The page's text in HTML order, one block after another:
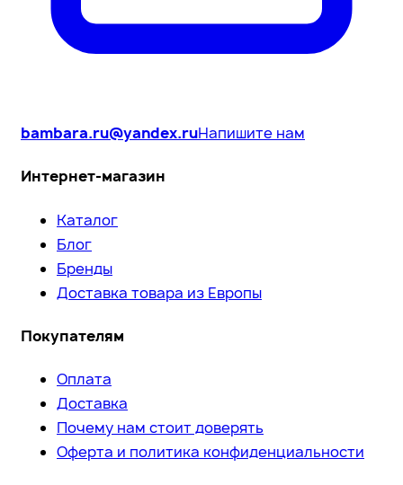
bambara.ru@yandex.ruНапишите нам
Интернет-магазин
Каталог
Блог
Бренды
Доставка товара из Европы
Покупателям
Оплата
Доставка
Почему нам стоит доверять
Оферта и политика конфиденциальности